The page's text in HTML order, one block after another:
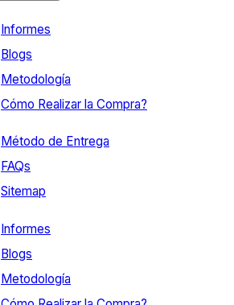
Informes
Blogs
Metodología
Cómo Realizar la Compra?
Método de Entrega
FAQs
Sitemap
Informes
Blogs
Metodología